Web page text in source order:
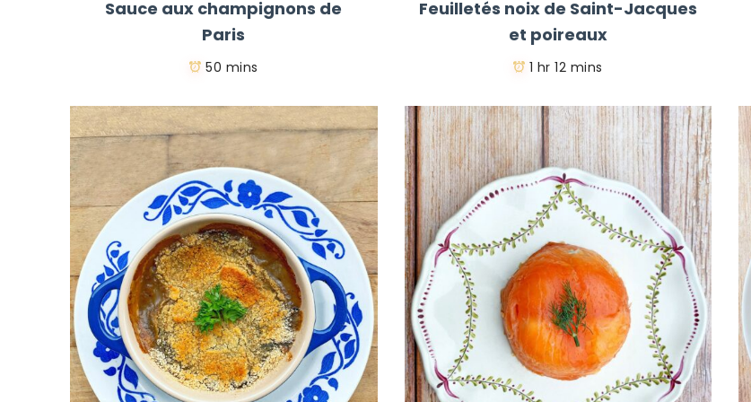
Sauce aux champignons de
Paris
50 mins
Feuilletés noix de Saint-Jacques
et poireaux
1 hr 12 mins